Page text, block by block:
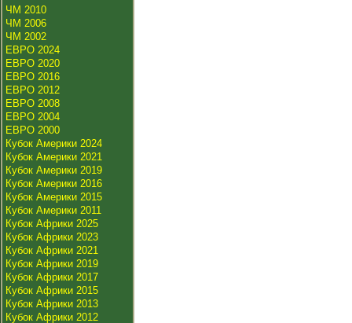
ЧМ 2010
ЧМ 2006
ЧМ 2002
ЕВРО 2024
ЕВРО 2020
ЕВРО 2016
ЕВРО 2012
ЕВРО 2008
ЕВРО 2004
ЕВРО 2000
Кубок Америки 2024
Кубок Америки 2021
Кубок Америки 2019
Кубок Америки 2016
Кубок Америки 2015
Кубок Америки 2011
Кубок Африки 2025
Кубок Африки 2023
Кубок Африки 2021
Кубок Африки 2019
Кубок Африки 2017
Кубок Африки 2015
Кубок Африки 2013
Кубок Африки 2012